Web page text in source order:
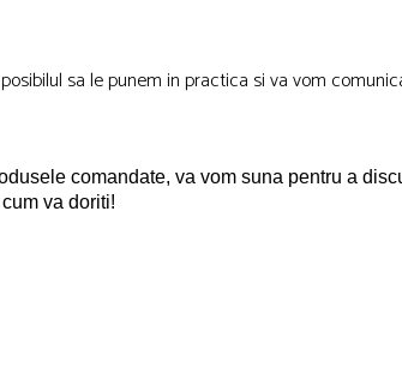
sa le punem in practica si va vom
comandate, va vom suna pentru a
va doriti!